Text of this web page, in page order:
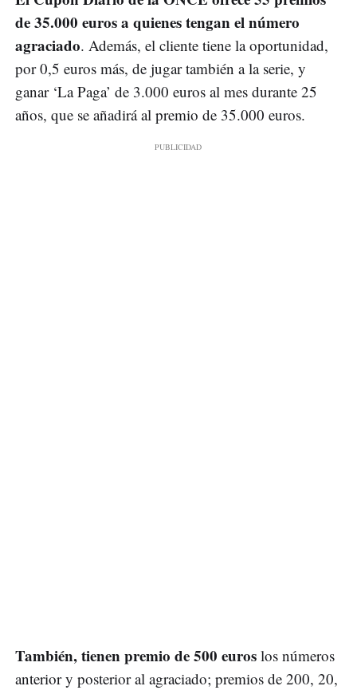
de 35.000 euros a quienes tengan el número
agraciado. Además, el cliente tiene la oportunidad,
por 0,5 euros más, de jugar también a la serie, y
ganar ‘La Paga’ de 3.000 euros al mes durante 25
años, que se añadirá al premio de 35.000 euros.
También, tienen premio de 500 euros los números
anterior y posterior al agraciado; premios de 200, 20,